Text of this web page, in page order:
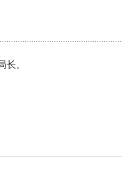
长。